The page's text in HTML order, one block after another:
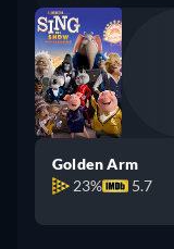
Golden Arm
23%
5.7